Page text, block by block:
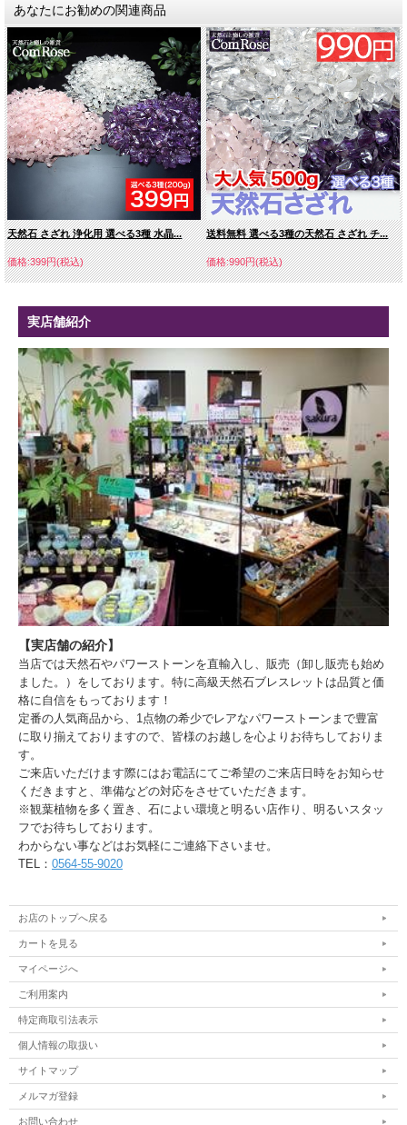
あなたにお勧めの関連商品
天然石 さざれ 浄化用 選べる3種 水晶...
価格:399円(税込)
送料無料 選べる3種の天然石 さざれ チ...
価格:990円(税込)
実店舗紹介
【実店舗の紹介】
当店では天然石やパワーストーンを直輸入し、販売（卸し販売も始め
ました。）をしております。特に高級天然石ブレスレットは品質と価
格に自信をもっております！
定番の人気商品から、1点物の希少でレアなパワーストーンまで豊富
に取り揃えておりますので、皆様のお越しを心よりお待ちしておりま
す。
ご来店いただけます際にはお電話にてご希望のご来店日時をお知らせ
くだきますと、準備などの対応をさせていただきます。
※観葉植物を多く置き、石によい環境と明るい店作り、明るいスタッ
フでお待ちしております。
わからない事などはお気軽にご連絡下さいませ。
TEL： 0564-55-9020
お店のトップへ戻る
カートを見る
マイページへ
ご利用案内
特定商取引法表示
個人情報の取扱い
サイトマップ
メルマガ登録
お問い合わせ